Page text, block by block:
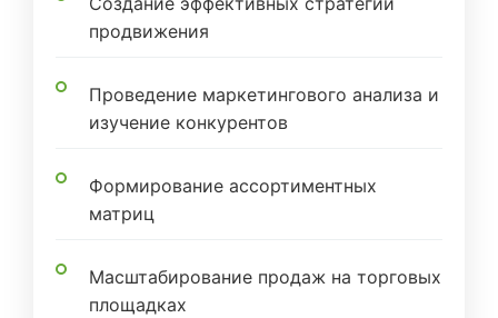
продвижения
Проведение маркетингового анализа и
изучение конкурентов
Формирование ассортиментных
матриц
Масштабирование продаж на торговых
площадках